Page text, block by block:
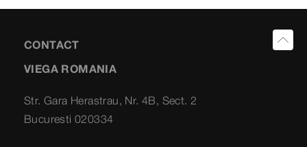
CONTACT
VIEGA ROMANIA
Str. Gara Herastrau, Nr. 4B, Sect. 2
Bucuresti 020334